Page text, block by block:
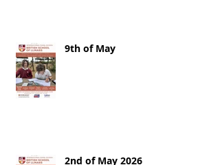
9th of May
2nd of May 2026